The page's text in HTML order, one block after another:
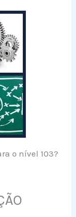
o nível 103?